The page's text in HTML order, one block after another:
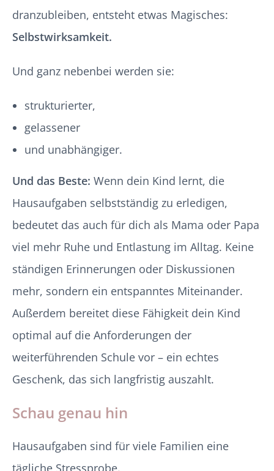
dranzubleiben, entsteht etwas Magisches:
Selbstwirksamkeit.
Und ganz nebenbei werden sie:
strukturierter,
gelassener
und unabhängiger.
Und das Beste: Wenn dein Kind lernt, die
Hausaufgaben selbstständig zu erledigen,
bedeutet das auch für dich als Mama oder Papa
viel mehr Ruhe und Entlastung im Alltag. Keine
ständigen Erinnerungen oder Diskussionen
mehr, sondern ein entspanntes Miteinander.
Außerdem bereitet diese Fähigkeit dein Kind
optimal auf die Anforderungen der
weiterführenden Schule vor – ein echtes
Geschenk, das sich langfristig auszahlt.
Schau genau hin
Hausaufgaben sind für viele Familien eine